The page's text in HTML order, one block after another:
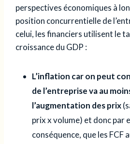
perspectives économiques à
position concurrentielle de
celui, les financiers utilisent le
croissance du GDP :
L’inflation car on peut
de l’entreprise va au
l’augmentation des prix
prix x volume) et donc par
conséquence, que les FCF